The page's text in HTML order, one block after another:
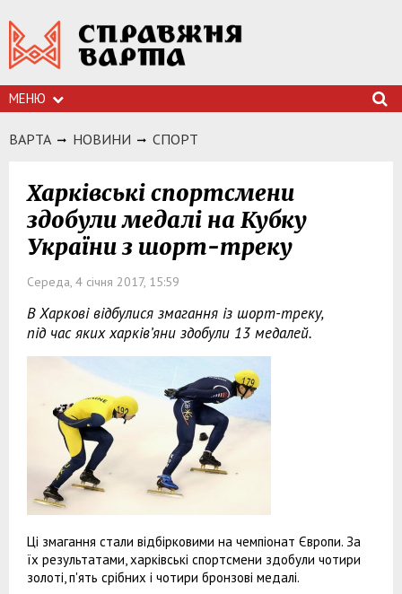
МЕНЮ
ВАРТА НОВИНИ СПОРТ
Харківські спортсмени
здобули медалі на Кубку
України з шорт-треку
Середа, 4 січня 2017, 15:59
В Харкові відбулися змагання із шорт-треку,
під час яких харків’яни здобули 13 медалей.
Ці змагання стали відбірковими на чемпіонат Європи. За
їх результатами, харківські спортсмени здобули чотири
золоті, п'ять срібних і чотири бронзові медалі.